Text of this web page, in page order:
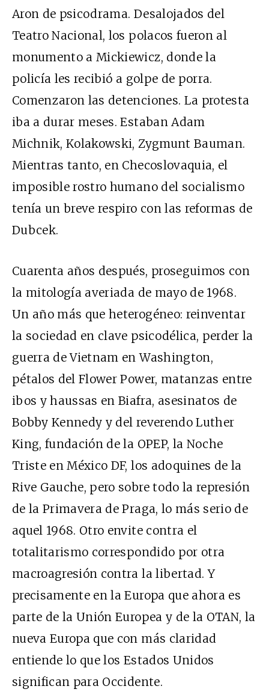
Aron de psicodrama. Desalojados del
Teatro Nacional, los polacos fueron al
monumento a Mickiewicz, donde la
policía les recibió a golpe de porra.
Comenzaron las detenciones. La protesta
iba a durar meses. Estaban Adam
Michnik, Kolakowski, Zygmunt Bauman.
Mientras tanto, en Checoslovaquia, el
imposible rostro humano del socialismo
tenía un breve respiro con las reformas de
Dubcek.
Cuarenta años después, proseguimos con
la mitología averiada de mayo de 1968.
Un año más que heterogéneo: reinventar
la sociedad en clave psicodélica, perder la
guerra de Vietnam en Washington,
pétalos del Flower Power, matanzas entre
ibos y haussas en Biafra, asesinatos de
Bobby Kennedy y del reverendo Luther
King, fundación de la OPEP, la Noche
Triste en México DF, los adoquines de la
Rive Gauche, pero sobre todo la represión
de la Primavera de Praga, lo más serio de
aquel 1968. Otro envite contra el
totalitarismo correspondido por otra
macroagresión contra la libertad. Y
precisamente en la Europa que ahora es
parte de la Unión Europea y de la OTAN, la
nueva Europa que con más claridad
entiende lo que los Estados Unidos
significan para Occidente.